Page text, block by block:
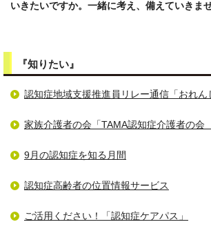
いきたいですか。一緒に考え、備えていきませ
『知りたい』
認知症地域支援推進員リレー通信「おれん
家族介護者の会「TAMA認知症介護者の会
9月の認知症を知る月間
認知症高齢者の位置情報サービス
ご活用ください！「認知症ケアパス」